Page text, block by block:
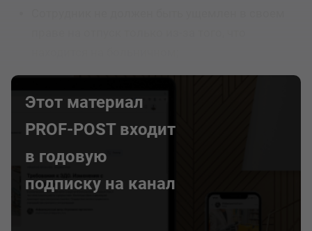
Этот материал
PROF-POST входит
в годовую
подписку на канал